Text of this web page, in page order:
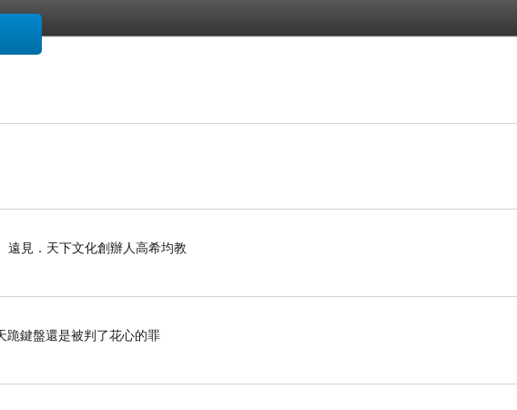
遠見．天下文化創辦人高希均教
跪鍵盤還是被判了花心的罪